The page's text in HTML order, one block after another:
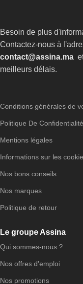
Le groupe Assina
Qui sommes-nous ?
Nos offres d'emploi
Nos promotions
Conditions générales de
Politique De Confidentialité
Mentions légales
Informations sur les
Nos bons conseils
Nos marques
Politique de retour
Besoin de plus
Contactez-nous à
contact@assina.ma
meilleurs délais.